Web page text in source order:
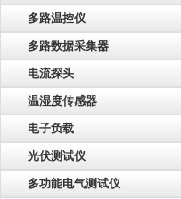
多路温控仪
多路数据采集器
电流探头
温湿度传感器
电子负载
光伏测试仪
多功能电气测试仪